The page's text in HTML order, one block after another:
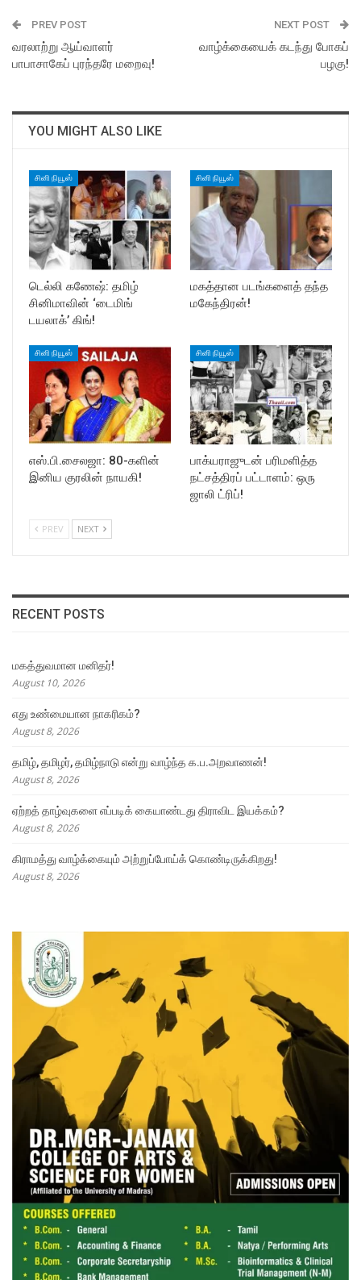
PREV POST
வரலாற்று ஆய்வாளர்
பாபாசாகேப் புரந்தரே மறைவு!
NEXT POST
வாழ்க்கையைக் கடந்து போகப்
பழகு!
YOU MIGHT ALSO LIKE
சினி நியூஸ்
டெல்லி கணேஷ்: தமிழ்
சினிமாவின் ‘டைமிங்
டயலாக்’ கிங்!
சினி நியூஸ்
மகத்தான படங்களைத் தந்த
மகேந்திரன்!
சினி நியூஸ்
எஸ்.பி.சைலஜா: 80-களின்
இனிய குரலின் நாயகி!
சினி நியூஸ்
பாக்யராஜுடன் பரிமளித்த
நட்சத்திரப் பட்டாளம்: ஒரு
ஜாலி ட்ரிப்!
PREV NEXT
RECENT POSTS
மகத்துவமான மனிதர்!
August 10, 2026
எது உண்மையான நாகரிகம்?
August 8, 2026
தமிழ், தமிழர், தமிழ்நாடு என்று வாழ்ந்த க.ப.அறவாணன்!
August 8, 2026
ஏற்றத் தாழ்வுகளை எப்படிக் கையாண்டது திராவிட இயக்கம்?
August 8, 2026
கிராமத்து வாழ்க்கையும் அற்றுப்போய்க் கொண்டிருக்கிறது!
August 8, 2026